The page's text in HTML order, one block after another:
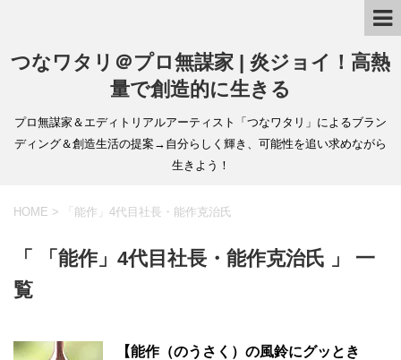
つなワタリ＠プロ無謀家 | 炎ジョイ！高熱
量で創造的に生きる
プロ無謀家＆エディトリアルアーティスト「つなワタリ」によるブラン
ディング＆創造生活の提案→自分らしく輝き、可能性を追い求めながら
生きよう！
HOME > 「能作」4代目社長・能作克治氏
「 「能作」4代目社長・能作克治氏 」 一
覧
【能作（のうさく）の風鈴にグッとき